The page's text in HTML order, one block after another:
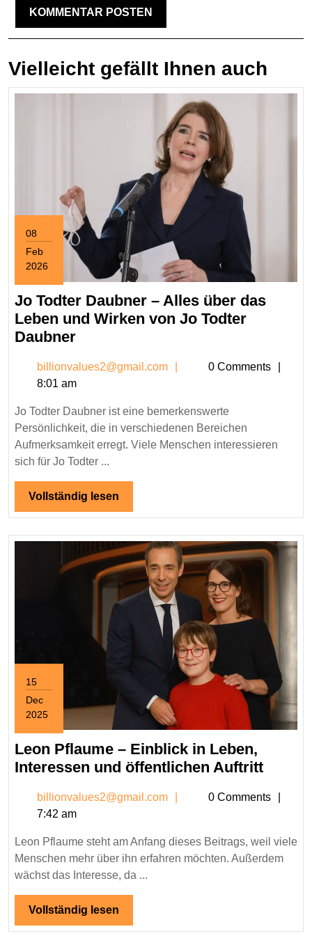
Vielleicht gefällt Ihnen auch
08
Feb
2026
February
8,
2026
Jo Todter Daubner – Alles über das
Leben und Wirken von Jo Todter
DaubnerJo
Daubner
–
Alles
über
das
Leben
und
Wirken
von
Jo
Todter
Daubner
billionvalues2@gmail.com
0 Comments
8:01 am
Jo Todter Daubner ist eine bemerkenswerte
Persönlichkeit, die in verschiedenen Bereichen
Aufmerksamkeit erregt. Viele Menschen interessieren
sich für Jo Todter ...
Vollständig lesen
lesen
15
Dec
2025
December
2025
Leon Pflaume – Einblick in Leben,
Interessen und öffentlichen AuftrittLeon
–
in
Leben,
Auftritt
billionvalues2@gmail.com
0 Comments
7:42 am
Leon Pflaume steht am Anfang dieses Beitrags, weil viele
Menschen mehr über ihn erfahren möchten. Außerdem
wächst das Interesse, da ...
Vollständig lesen
lesen